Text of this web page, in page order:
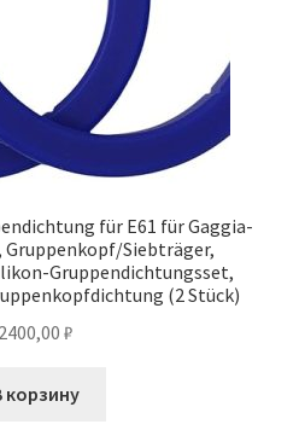
für E61 für Gaggia-
Gruppenkopf/Siebträger,
Gruppendichtungsset,
(2 Stück)
2400,00 ₽
корзину